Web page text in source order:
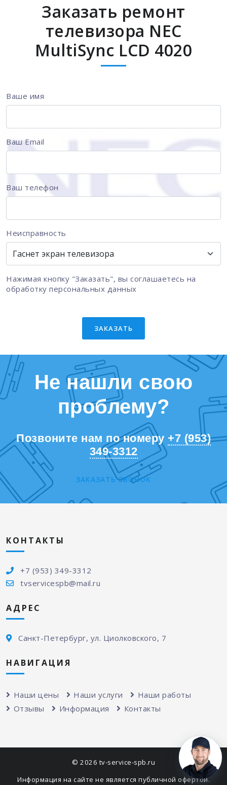
Заказать ремонт
телевизора NEC
MultiSync LCD 4020
Ваше имя
Ваш Email
Ваш телефон
Неисправность
Нажимая кнопку "Заказать", вы соглашаетесь на
обработку персональных данных
ЗАКАЗАТЬ
Не нашли свою
проблему?
Позвоните нам по номеру +7 (953)
349-3312
ЗАКАЗАТЬ ЗВОНОК
КОНТАКТЫ
+7 (953) 349-3312
tvservicespb@mail.ru
АДРЕС
Санкт-Петербург, ул. Циолковского, 7
НАВИГАЦИЯ
Наши цены Наши услуги
Наши работы
Отзывы
Информация Контакты
© 2026 tv-service-spb.ru
Информация на сайте не является публичной офертой.